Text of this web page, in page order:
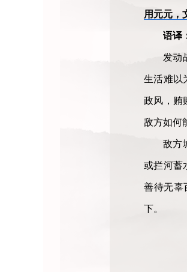
用元元，
语译
发动
生活难以
政风，贿
敌方如何
敌方
或拦河蓄
善待无辜
下。